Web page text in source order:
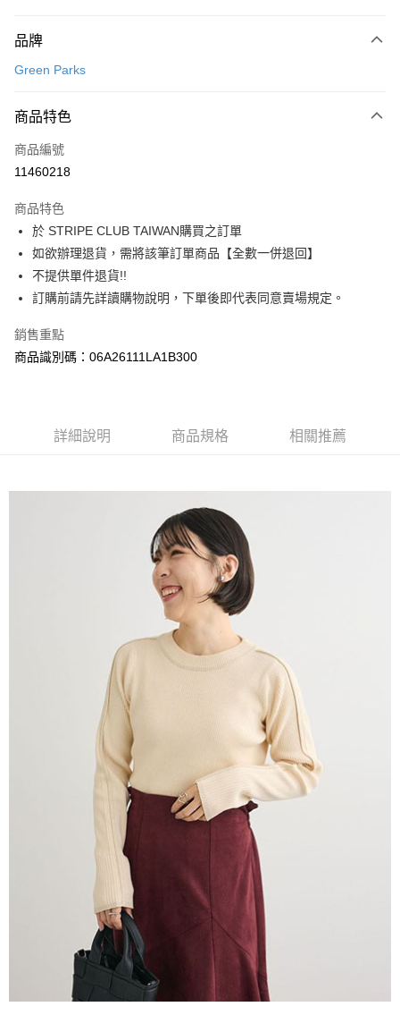
信用卡一次付款
3 期 0 利率 每期
合作金庫商業銀行
上海商業儲蓄銀行
臺灣中小企業銀行
匯豐（台灣）商業銀行
華泰商業銀行
聯邦商業銀行
遠東國際商業銀行
元大商業銀行
玉山商業銀行
星展（台灣）商業銀行
台灣樂天信用卡公司
超商取貨付款
LINE Pay
Apple Pay
街口支付
悠遊付
大哥付你分期
相關說明
流程，驗證手機門號後，選擇欲分期的期數、繳款截止日，確認付款後即完
1.分期款項不併入電信帳單，「大哥付你分期」於每月結算日後寄送繳費提
2.透過簡訊連結打開帳單後，可選擇「超商條碼／台灣大直營門市／銀行轉
帳／街口支付／iPASS MONEY」等通路繳費。
1.本服務係由「台灣大哥大股份有限公司」（以下簡稱本公司）所提供，讓
用戶於交易時，得透過本服務購買商品或服務，並由商店將買賣／分期付款
買賣價金債權讓與本公司後，依約使用本公司帳單繳交帳款。
2.基於同意付款使用「大哥付你分期」之契約關係目的，商店將以您的個人
資料（包含姓名、電話或地址）提供予台灣大哥大進項蒐集、處理及利用，
由本公司與您本人進行分期帳單所需資料之確認、核對及更正。
3.完整用戶服務條款，請詳閱以下連結：
https://oppay.tw/userRule
【關於「AFTEE先享後付」】
１．簡單：不需註冊會員、不需綁卡、不需儲值。
２．便利：只要手機號碼，簡訊認證，即可結帳。
３．安心：先確認商品／服務後，再付款。
【「AFTEE先享後付」結帳流程】
１．於結帳方式選擇「AFTEE先享後付」後，將跳轉至「AFTEE先享後付」
結帳頁面，進行簡訊認證並確認金額後，即可完成結帳。
２．訂單成立數日內，您將收到繳費通知簡訊。
３．收到繳費通知簡訊後14天內，點擊此簡訊中的連結，可透過四大超商／
ATM／網路銀行／等多元方式進行付款，方視為交易完成。
※ 請注意：結帳手續完成當下不需立刻繳費，但若您需要取消訂單，請聯絡
購買商品的店家。未經商家同意取消之訂單仍視為有效，需透過AFTEE先享
後付繳納相關費用。
※ 交易是否成功請以「AFTEE先享後付 」之結帳頁面顯示為準，若有關於
是否繳費成功／繳費後需取消欲退款等相關疑問，請聯繫「AFTEE先享後付
https://netprotections.freshdesk.com/support/home
１．透過由恩沛科技股份有限公司提供之「AFTEE先享後付」服務完成之交
易，需依本服務之必要範圍內提供個人資料，並將交易相關給付款項請求債
權轉讓予恩沛科技股份有限公司。
２．關於個人資料處理事宜，請瀏覽以下網址：
https://aftee.tw/terms/#terms3
３．未成年的使用者請事先徵得法定代理人或監護人之同意方可使用
「AFTEE先享後付」，若未經同意申辦者引起之損失，本公司不負相關責
４．使用「AFTEE先享後付」時，將依據個別帳號之用戶狀況，依本公司即
時審查核予不同之上限額度；若仍有額度不足之情形，本公司將視審查結果
請求用戶進行身份認證。
５．嚴禁一人註冊多個帳號或使用他人資訊註冊。若發現惡意使用之情形，
恩沛科技股份有限公司將有權停止該用戶之使用額度並採取法律行動。
每筆NT$60，滿NT$388(含以上)免運費
每筆NT$60，滿NT$388(含以上)免運費
每筆NT$60，滿NT$888(含以上)免運費
每筆NT$60，滿NT$888(含以上)免運費
每筆NT$60，滿NT$888(含以上)免運費
每筆NT$60，滿NT$888(含以上)免運費
每筆NT$90，滿NT$888(含以上)免運費
品牌
Green Parks
商品特色
商品編號
11460218
商品特色
於 STRIPE CLUB TAIWAN購買之訂單
如欲辦理退貨，需將該筆訂單商品【全數一併退回】
不提供單件退貨!!
訂購前請先詳讀購物說明，下單後即代表同意賣場規定。
銷售重點
商品識別碼：06A26111LA1B300
詳細說明 商品規格 相關推薦